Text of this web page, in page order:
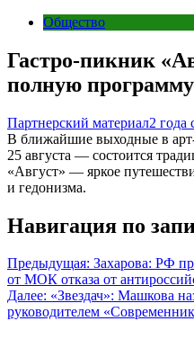
Общество
Гастро-пикник
полную программу
Партнерский материал2 года
В ближайшие выходные в
25 августа — состоится
«Август» — яркое
и гедонизма.
Навигация по
Предыдущая: Захарова: РФ
от МОК отказа от
Далее: «Звездач»: Машкова
руководителем